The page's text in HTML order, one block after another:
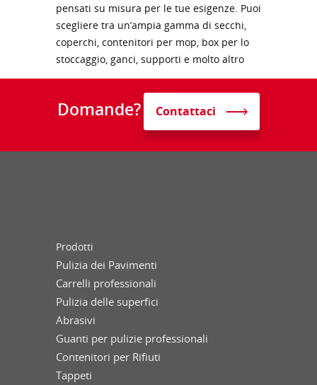
pensati su misura per le tue esigenze. Puoi
scegliere tra un’ampia gamma di secchi,
coperchi, contenitori per mop, box per lo
stoccaggio, ganci, supporti e molto altro
Domande? Contattaci
Prodotti
Pulizia dei Pavimenti
Carrelli professionali
Pulizia delle superfici
Abrasivi
Guanti per pulizie professionali
Contenitori per Rifiuti
Tappeti